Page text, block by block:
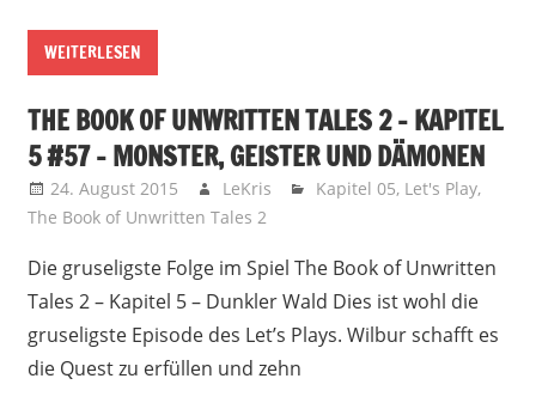
WEITERLESEN
THE BOOK OF UNWRITTEN TALES 2 – KAPITEL
5 #57 – MONSTER, GEISTER UND DÄMONEN
24. August 2015 LeKris Kapitel 05, Let's Play,
The Book of Unwritten Tales 2
Die gruseligste Folge im Spiel The Book of Unwritten
Tales 2 – Kapitel 5 – Dunkler Wald Dies ist wohl die
gruseligste Episode des Let’s Plays. Wilbur schafft es
die Quest zu erfüllen und zehn